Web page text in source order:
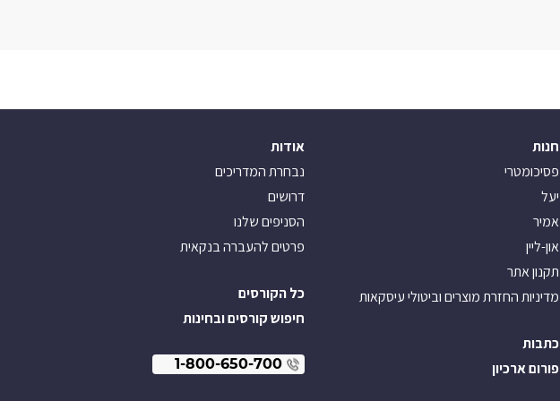
חנות
פסיכומטרי
יעל
אמיר
און-ליין
תקנון אתר
מדיניות החזרת מוצרים וביטולי עיסקאות
כתבות
פורום ארכיון
אודות
נבחרת המדריכים
דרושים
הסניפים שלנו
פרטים להעברה בנקאית
כל הקורסים
חיפוש קורסים ובחינות
1-800-650-700